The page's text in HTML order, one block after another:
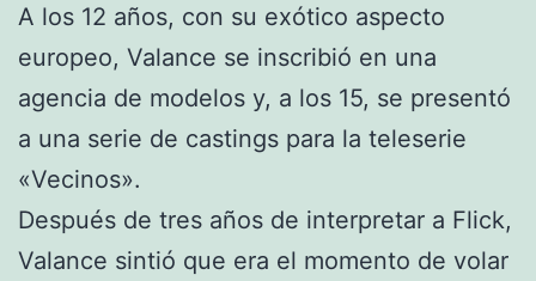
A los 12 años, con su exótico aspecto
europeo, Valance se inscribió en una
agencia de modelos y, a los 15, se presentó
a una serie de castings para la teleserie
«Vecinos».
Después de tres años de interpretar a Flick,
Valance sintió que era el momento de volar